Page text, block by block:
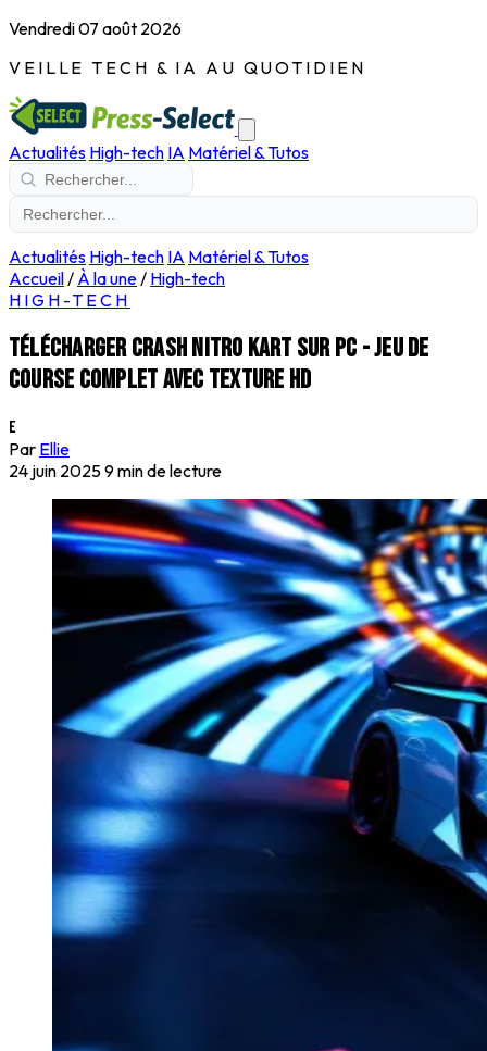
Vendredi 07 août 2026
VEILLE TECH & IA AU QUOTIDIEN
Actualités High-tech IA Matériel & Tutos
Actualités High-tech IA Matériel & Tutos
Accueil/ À la une/ High-tech
HIGH-TECH
Télécharger Crash Nitro Kart sur PC - Jeu de
course complet avec texture HD
E
Par Ellie
24 juin 20259 min de lecture